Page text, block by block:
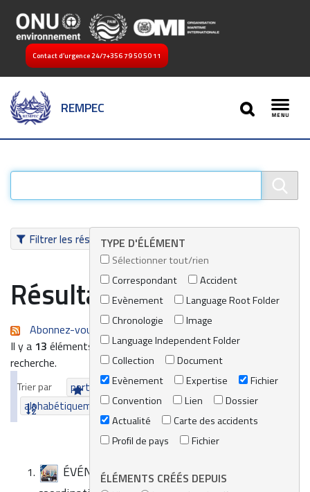
Contact d’urgence 24/7+356 79 50 50 11
REMPEC
SEARCH
Filtrer les résultatsTYPE D'ÉLÉMENT
Sélectionner tout/rien
Correspondant
Accident
Evènement
Language Root Folder
Chronologie
Image
Language Independent Folder
Collection
Document
Evènement
Expertise
Fichier
Convention
Lien
Dossier
Actualité
Carte des accidents
Profil de pays
Fichier
ÉLÉMENTS CRÉÉS DEPUIS
Résultats de recherche
Abonnez-vous au flux RSS de cette recherche
Il y a 13 éléments qui correspondent à vos termes de
recherche.
Trier par pertinence
date (le plus récent en premier)
alphabétiquement
ÉVÉNEMENT | Première réunion de